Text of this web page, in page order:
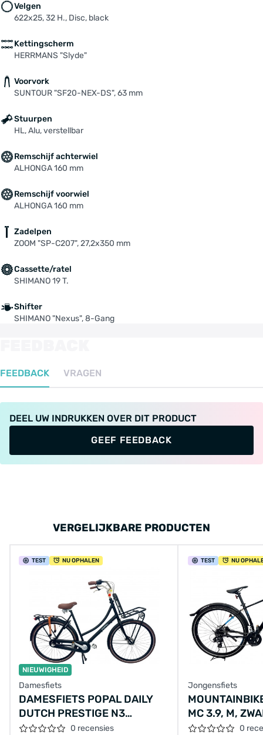
Velgen
622x25, 32 H., Disc, black
Kettingscherm
HERRMANS "Slyde"
Voorvork
SUNTOUR "SF20-NEX-DS", 63 mm
Stuurpen
HL, Alu, verstellbar
Remschijf achterwiel
ALHONGA 160 mm
Remschijf voorwiel
ALHONGA 160 mm
Zadelpen
ZOOM "SP-C207", 27,2x350 mm
Cassette/ratel
SHIMANO 19 T.
Shifter
SHIMANO "Nexus", 8-Gang
FEEDBACK VRAGEN
DEEL UW INDRUKKEN OVER DIT PRODUCT
GEEF FEEDBACK
VERGELIJKBARE PRODUCTEN
TEST NU OPHALEN
NIEUWIGHEID
Damesfiets
DAMESFIETS POPAL DAILY
DUTCH PRESTIGE N3
28"/59/MAT0 recensies
TEST NU
Jongensfiets
MC 3.9, M,
0